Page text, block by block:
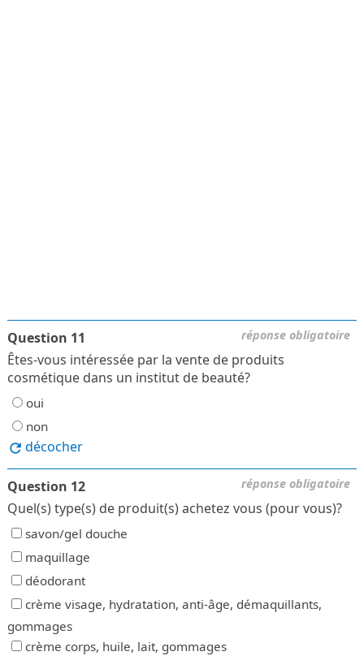
réponse obligatoire
Question 11
Êtes-vous intéressée par la vente de produits
cosmétique dans un institut de beauté?
oui
non
décocher
réponse obligatoire
Question 12
Quel(s) type(s) de produit(s) achetez vous (pour vous)?
savon/gel douche
maquillage
déodorant
crème visage, hydratation, anti-âge, démaquillants,
gommages
crème corps, huile, lait, gommages